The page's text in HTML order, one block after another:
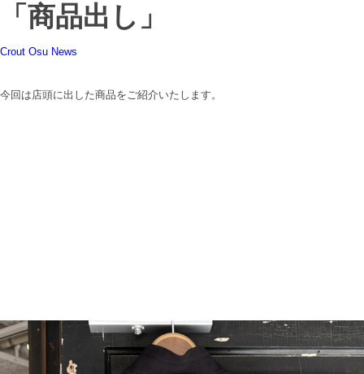
「商品出し」
Crout Osu News
今回は店頭に出した商品をご紹介いたします。